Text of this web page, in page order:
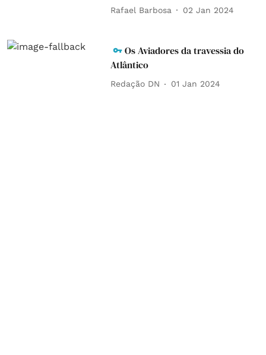
Rafael Barbosa 02 Jan 2024
Os Aviadores da travessia do
Atlântico
Redação DN 01 Jan 2024